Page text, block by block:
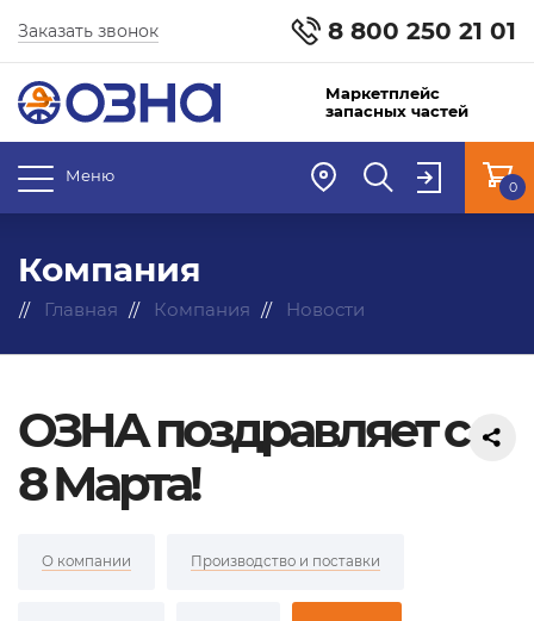
8 800 250 21 01
Заказать звонок
Маркетплейс
запасных частей
Меню
0
Компания
Главная Компания Новости
ОЗНА поздравляет с
8 Марта!
О компании Производство и поставки